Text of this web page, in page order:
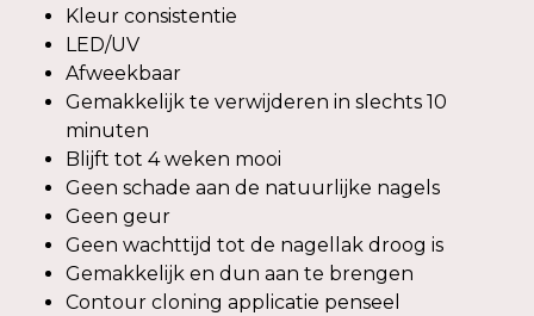
Kleur consistentie
LED/UV
Afweekbaar
Gemakkelijk te verwijderen in slechts 10
minuten
Blijft tot 4 weken mooi
Geen schade aan de natuurlijke nagels
Geen geur
Geen wachttijd tot de nagellak droog is
Gemakkelijk en dun aan te brengen
Contour cloning applicatie penseel